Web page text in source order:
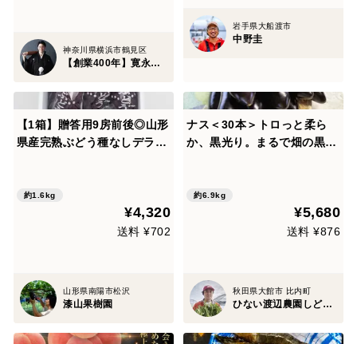
神奈川県横浜市鶴見区
【創業400年】寛永鶴見園
岩手県大船渡市
中野圭
【1箱】贈答用9房前後◎山形
県産完熟ぶどう種なしデラウ
約1.6kg
¥4,320
送料 ¥702
山形県南陽市松沢
漆山果樹園
ナス＜30本＞トロっと柔ら
か、黒光り。まるで畑の黒い
約6.9kg
¥5,680
送料 ¥876
秋田県大館市 比内町
ひない渡辺農園しどけ村